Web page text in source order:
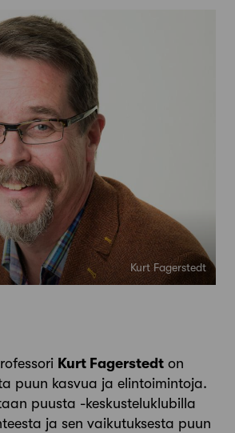
Kurt Fagerstedt
Kurt Fagerstedt on
puun kasvua ja elintoimintoja.
puusta -keskusteluklubilla
ja sen vaikutuksesta puun